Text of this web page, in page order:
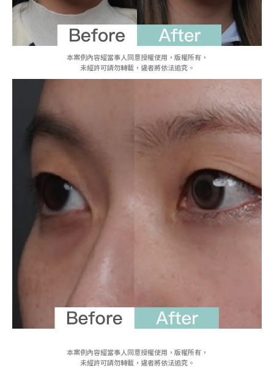
本案例內容經當事人同意授權使用，版權所有，
未經許可請勿轉載，違者將依法追究。
本案例內容經當事人同意授權使用，版權所有，
未經許可請勿轉載，違者將依法追究。